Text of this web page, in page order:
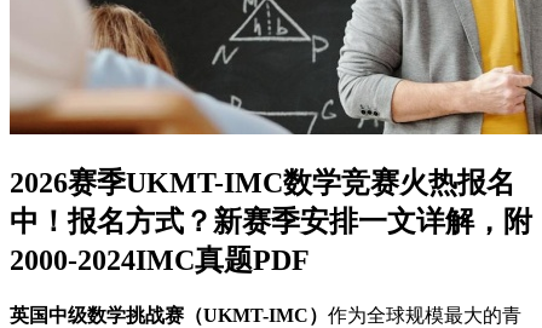
2026赛季UKMT-IMC数学竞赛火热报名
中！报名方式？新赛季安排一文详解，附
2000-2024IMC真题PDF
英国中级数学挑战赛（UKMT-IMC） 作为全球规模最大的青